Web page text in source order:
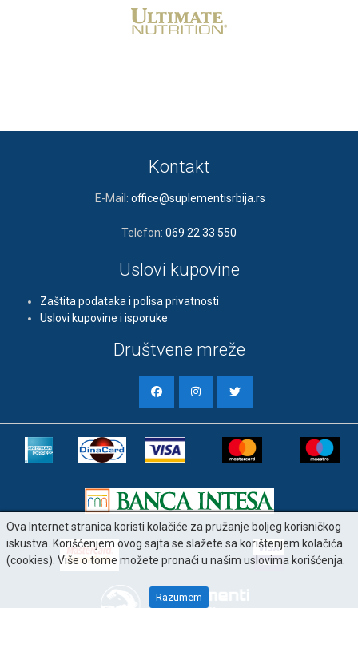
Kontakt
E-Mail: office@suplementisrbija.rs
Telefon: 069 22 33 550
Uslovi kupovine
Zaštita podataka i polisa privatnosti
Uslovi kupovine i isporuke
Društvene mreže
Ova Internet stranica koristi kolačiće za pružanje boljeg korisničkog
iskustva. Korišćenjem ovog sajta se slažete sa korištenjem kolačića
(cookies). Više o tome možete pronaći u našim uslovima korišćenja.
Razumem